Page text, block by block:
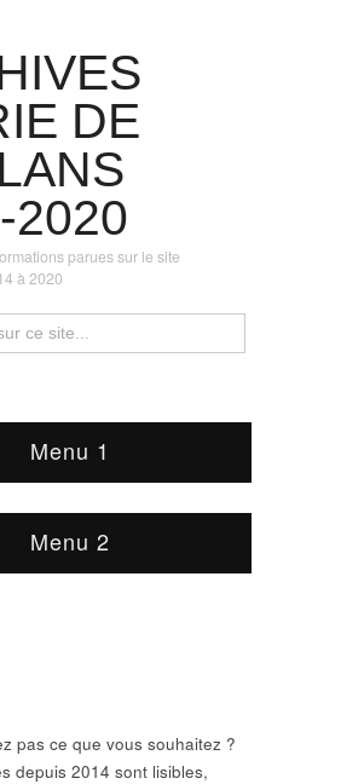
DE
2020
parues sur le site
à 2020
Menu 1
Menu 2
pas ce que vous souhaitez ?
depuis 2014 sont lisibles,